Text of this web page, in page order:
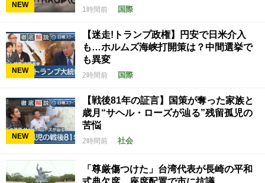
NEW
1時間前 国際
NEW
【迷走!トランプ政権】円安で日米介入
も…ホルムズ海峡打開策は？中間選挙で
も異変
2時間前 国際
NEW
【戦後81年の証言】国策が奪った家族と
歳月“サヘル・ローズが辿る”残留孤児の
苦悩
2時間前 社会
「尊厳傷つけた」台湾代表が長崎の平和